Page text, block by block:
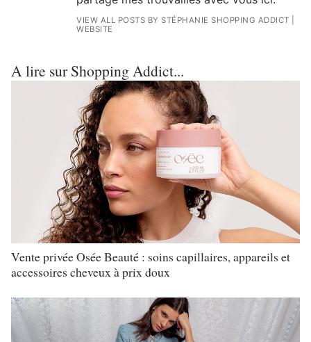
VIEW ALL POSTS BY STÉPHANIE SHOPPING ADDICT
WEBSITE
A lire sur Shopping Addict...
Vente privée Osée Beauté : soins capillaires, appareils et
accessoires cheveux à prix doux